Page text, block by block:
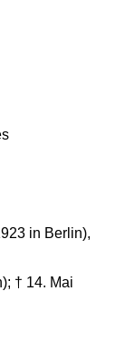
in Berlin),
† 14. Mai